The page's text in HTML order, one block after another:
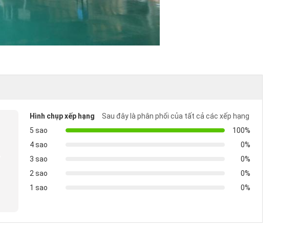
Hình chụp xếp hạng
Sau đây là phân phối của tất cả các xếp hạng
5 sao
100%
4 sao
0%
3 sao
0%
2 sao
0%
1 sao
0%